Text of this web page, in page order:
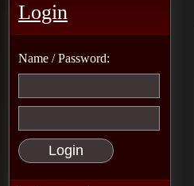
Login
Name / Password: